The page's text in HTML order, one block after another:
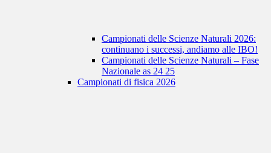
Campionati delle Scienze Naturali 2026:
continuano i successi, andiamo alle IBO!
Campionati delle Scienze Naturali – Fase
Nazionale as 24 25
Campionati di fisica 2026